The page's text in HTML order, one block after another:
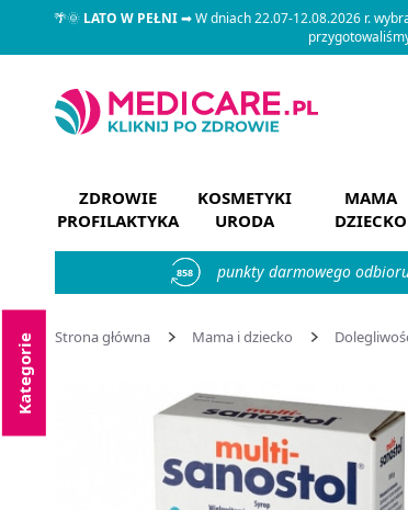
🌴🌞LATO W PEŁNI➡ W dniach 22.07-12.08.2026 r.
ZDROWIE
PROFILAKTYKA
KOSMETYKI
URODA
MAMA
DZIECKO
858 punkty darmowego
Strona główna Mama i dziecko
Kategorie